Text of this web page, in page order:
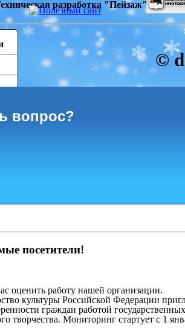
разработка "Пейзаж"
вопрос?
посетители!
оценить работу нашей организации.
культуры Российской Федерации
граждан работой
творчества. Мониторинг стартует с 1
©